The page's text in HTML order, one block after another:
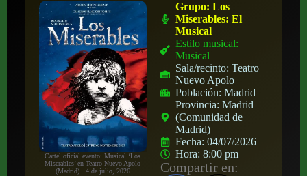
Cartel oficial evento: Musical ‘Los
Miserables’ en Teatro Nuevo Apolo
(Madrid) · 4 de julio, 2026
Grupo:Los
Miserables: El
Musical
Estilo musical:
Musical
Sala/recinto:Teatro
Nuevo Apolo
Población:Madrid
Provincia:Madrid
(Comunidad de
Madrid)
Fecha:04/07/2026
Hora:8:00 pm
Compartir en: